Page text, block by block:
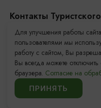
Контакты Туристского
информационного
+7 (4012) 555-
8 (800) 200-55-
info@visit-
Для улучшения работы
пользователями мы
работу с сайтом, Вы
Вы всегда можете
браузера. Согласие на
ПРИНЯТЬ